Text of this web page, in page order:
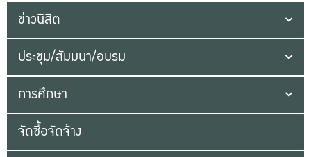
ข่าวนิสิต
ประชุม/สัมมนา/อบรม
การศึกษา
จัดซื้อจัดจ้าง